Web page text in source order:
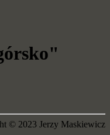
© 2023 Jerzy Maskiewicz